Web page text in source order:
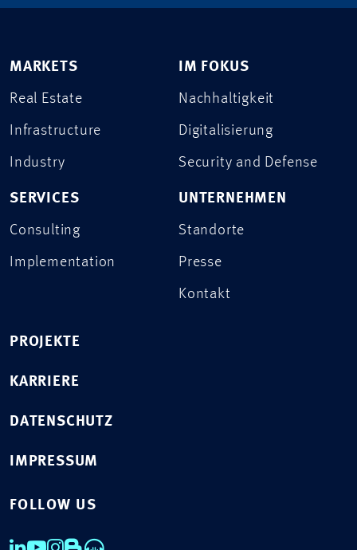
MARKETS
Real Estate
Infrastructure
Industry
SERVICES
Consulting
Implementation
IM FOKUS
Nachhaltigkeit
Digitalisierung
Security and Defense
UNTERNEHMEN
Standorte
Presse
Kontakt
PROJEKTE
KARRIERE
DATENSCHUTZ
IMPRESSUM
FOLLOW US